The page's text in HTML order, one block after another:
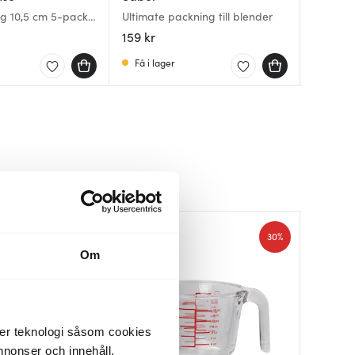
Om
teknologi såsom cookies
och innehåll,
10,5 cm 5-pack
Ultimate packning till blender
159 kr
Få i lager
30%